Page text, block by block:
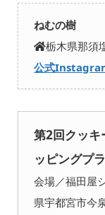
ねむの樹
栃木県那須
公式
第2回クッキ
ッピングプ
会場／福田屋
県宇都宮市今